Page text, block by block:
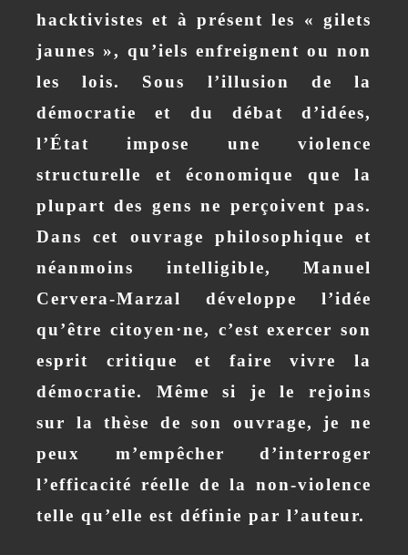
hacktivistes et à présent les « gilets
jaunes », qu’iels enfreignent ou non
les lois. Sous l’illusion de la
démocratie et du débat d’idées,
l’État impose une violence
structurelle et économique que la
plupart des gens ne perçoivent pas.
Dans cet ouvrage philosophique et
néanmoins intelligible,
Manuel
Cervera-Marzal
développe l’idée
qu’être citoyen·ne, c’est exercer son
esprit critique et faire vivre la
démocratie. Même si je le rejoins
sur la thèse de son ouvrage, je ne
peux m’empêcher d’interroger
l’efficacité réelle de la non-violence
telle qu’elle est définie par l’auteur.